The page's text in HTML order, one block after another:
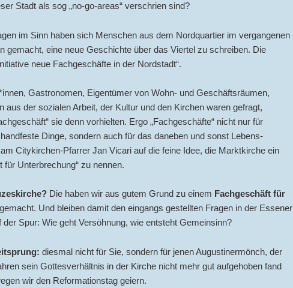
Stadt als sog „no-go-areas“ verschrien sind?
im Sinn haben sich Menschen aus dem Nordquartier im vergangenen
gemacht, eine neue Geschichte über das Viertel zu schreiben. Die
neue Fachgeschäfte in der Nordstadt“.
Gastronomen, Eigentümer von Wohn- und Geschäftsräumen,
aus der sozialen Arbeit, der Kultur und den Kirchen waren gefragt,
sie denn vorhielten. Ergo „Fachgeschäfte“ nicht nur für
Dinge, sondern auch für das daneben und sonst Lebens-
Citykirchen-Pfarrer Jan Vicari auf die feine Idee, die Marktkirche ein
für Unterbrechung“ zu nennen.
Die haben wir aus gutem Grund zu einem Fachgeschäft für
Und bleiben damit den eingangs gestellten Fragen in der Essener
der Spur: Wie geht Versöhnung, wie entsteht Gemeinsinn?
diesmal nicht für Sie, sondern für jenen Augustinermönch, der
sein Gottesverhältnis in der Kirche nicht mehr gut aufgehoben fand
wir den Reformationstag geiern.